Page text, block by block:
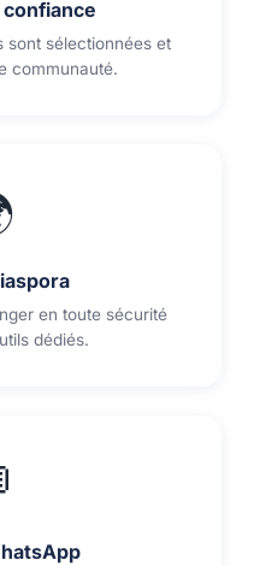
sont sélectionnées et
communauté.
en toute sécurité
dédiés.